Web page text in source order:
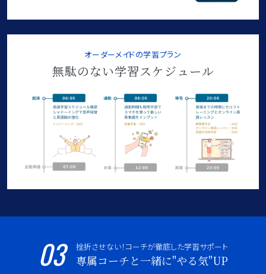
オーダーメイドの学習プラン
無駄のない学習スケジュール
03 挫折させない！コーチが徹底した学習サポート
専属コーチと一緒に"やる気"UP